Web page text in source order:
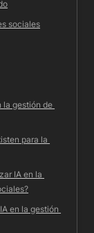
sociales
la gestión de
para la
IA en la
en la gestión